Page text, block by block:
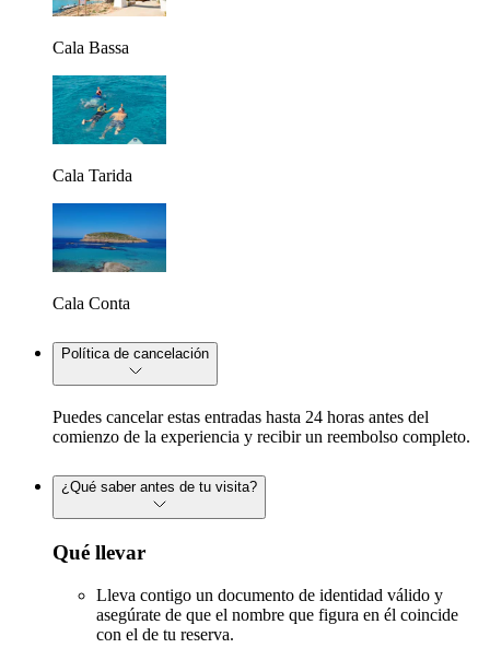
Cala Bassa
Cala Tarida
Cala Conta
Política de cancelación
Puedes cancelar estas entradas hasta 24 horas antes del
comienzo de la experiencia y recibir un reembolso completo.
¿Qué saber antes de tu visita?
Qué llevar
Lleva contigo un documento de identidad válido y
asegúrate de que el nombre que figura en él coincide
con el de tu reserva.